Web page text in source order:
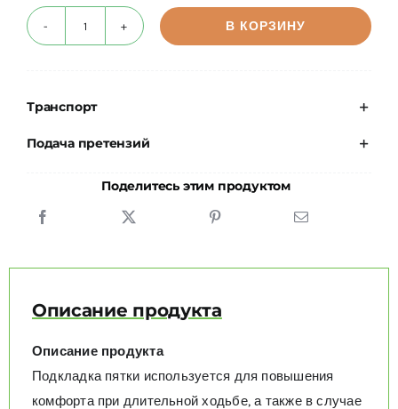
ПОМОЩЬ ПРИ ПЕРЕМЕЩЕНИИ
РЕАБИЛИТАЦИЯ
ПРОЧИЙ ТОВАР
Количество
супинатор
SH-
В КОРЗИНУ
Транспорт
Подача претензий
Поделитесь этим продуктом
Описание продукта
Описание продукта
Подкладка пятки используется для повышения
комфорта при длительной ходьбе, а также в случае